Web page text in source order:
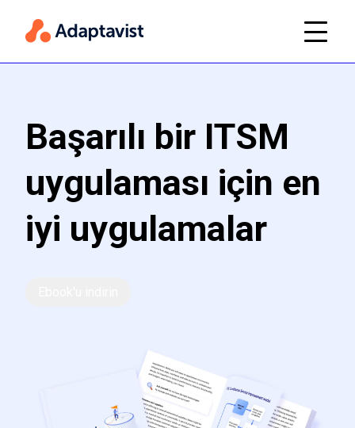
Başarılı bir ITSM
uygulaması için en
iyi uygulamalar